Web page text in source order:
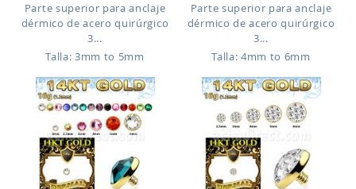
Parte superior para anclaje
dérmico de acero quirúrgico
3...
Talla: 3mm to 5mm
Parte superior para anclaje
dérmico de acero quirúrgico
3...
Talla: 4mm to 6mm